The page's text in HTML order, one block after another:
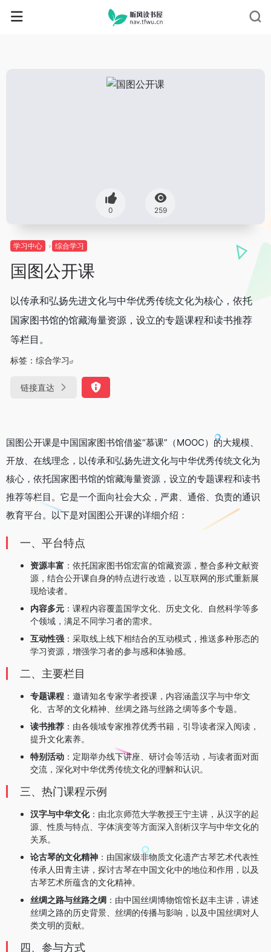
0 259
学习中心 综合学习
国图公开课
以传承和弘扬先进文化与中华优秀传统文化为核心，依托
国家图书馆的馆藏海量资源，设立的专题课程和读书推荐
等栏目。
标签： 综合学习
链接直达
国图公开课是中国国家图书馆借鉴“慕课”（MOOC）的大规模、
开放、在线理念，以传承和弘扬先进文化与中华优秀传统文化为
核心，依托国家图书馆的馆藏海量资源，设立的专题课程和读书
推荐等栏目。它是一个面向社会大众，严肃、通俗、负责的通识
教育平台。以下是对国图公开课的详细介绍：
一、平台特点
资源丰富 ：依托国家图书馆宏富的馆藏资源，整合多种文献资
源，结合公开课自身的特点进行改造，以互联网的形式重新展
现给读者。
内容多元 ：课程内容覆盖国学文化、历史文化、自然科学等多
个领域，满足不同学习者的需求。
互动性强 ：采取线上线下相结合的互动模式，推送多种形态的
学习资源，增强学习者的参与感和体验感。
二、主要栏目
专题课程 ：邀请知名专家学者授课，内容涵盖汉字与中华文
化、古琴的文化精神、丝绸之路与丝路之绸等多个专题。
读书推荐 ：由各领域专家推荐优秀书籍，引导读者深入阅读，
提升文化素养。
特别活动 ：定期举办线下讲座、研讨会等活动，与读者面对面
交流，深化对中华优秀传统文化的理解和认识。
三、热门课程示例
汉字与中华文化：由北京师范大学教授王宁主讲，从汉字的起
源、性质与特点、字体演变等方面深入剖析汉字与中华文化的
关系。
论古琴的文化精神 ：由国家级非物质文化遗产古琴艺术代表性
传承人田青主讲，探讨古琴在中国文化中的地位和作用，以及
古琴艺术所蕴含的文化精神。
丝绸之路与丝路之绸 ：由中国丝绸博物馆馆长赵丰主讲，讲述
丝绸之路的历史背景、丝绸的传播与影响，以及中国丝绸对人
类文明的贡献。
四、参与方式